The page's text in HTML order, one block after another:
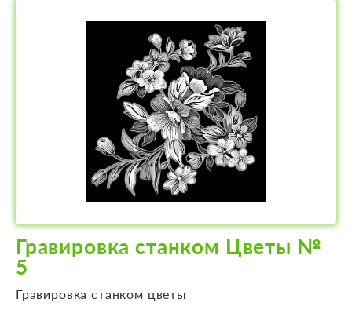
Гравировка станком Цветы №
5
Гравировка станком цветы